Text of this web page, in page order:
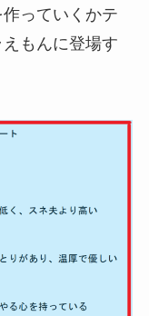
っていくかテ
もんに登場す